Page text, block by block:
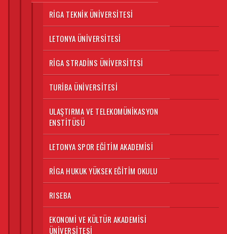
RIGA TEKNIK ÜNIVERSITESI
LETONYA ÜNIVERSITESI
RIGA STRADINS ÜNIVERSITESI
TURIBA ÜNIVERSITESI
ULAŞTIRMA VE TELEKOMÜNIKASYON
ENSTITÜSÜ
LETONYA SPOR EĞITIM AKADEMISI
RIGA HUKUK YÜKSEK EĞITIM OKULU
RISEBA
EKONOMI VE KÜLTÜR AKADEMISI
ÜNIVERSITESI